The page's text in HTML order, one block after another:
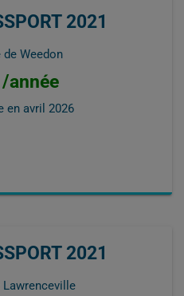
2021
de Weedon
année
en avril 2026
2021
Lawrenceville